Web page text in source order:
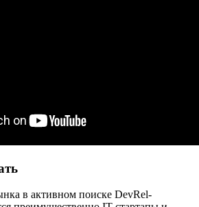
в активном поиске DevRel-